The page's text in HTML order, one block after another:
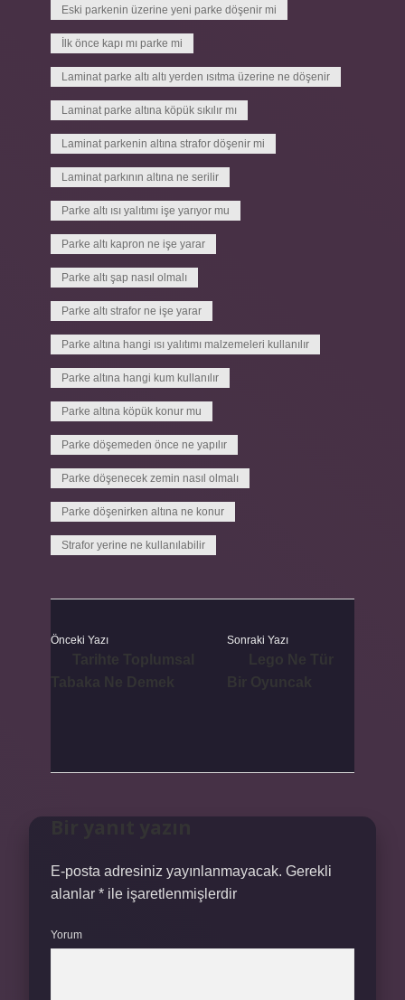
Eski parkenin üzerine yeni parke döşenir mi
İlk önce kapı mı parke mi
Laminat parke altı altı yerden ısıtma üzerine ne döşenir
Laminat parke altına köpük sıkılır mı
Laminat parkenin altına strafor döşenir mi
Laminat parkının altına ne serilir
Parke altı ısı yalıtımı işe yarıyor mu
Parke altı kapron ne işe yarar
Parke altı şap nasıl olmalı
Parke altı strafor ne işe yarar
Parke altına hangi ısı yalıtımı malzemeleri kullanılır
Parke altına hangi kum kullanılır
Parke altına köpük konur mu
Parke döşemeden önce ne yapılır
Parke döşenecek zemin nasıl olmalı
Parke döşenirken altına ne konur
Strafor yerine ne kullanılabilir
Önceki Yazı Sonraki Yazı
E-posta adresiniz yayınlanmayacak. Gerekli
alanlar * ile işaretlenmişlerdir
Yorum